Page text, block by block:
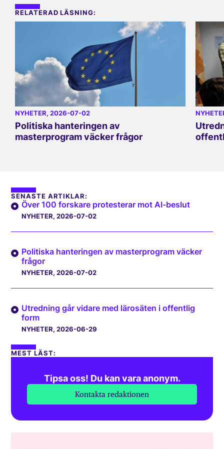
RELATERAD LÄSNING:
NYHETER, 2026-07-02
Politiska hanteringen av
masterprogram väcker frågor
SENASTE ARTIKLAR:
Över 100 forskare protesterar mot AI-beslut
NYHETER, 2026-07-02
Politiska hanteringen av masterprogram väcker
frågor
NYHETER, 2026-07-02
Utredning går vidare med lärosäten i offentlig
form
NYHETER, 2026-06-29
MEST LÄST:
Tipsa oss! Du kan vara anonym.
Kontakta redaktionen